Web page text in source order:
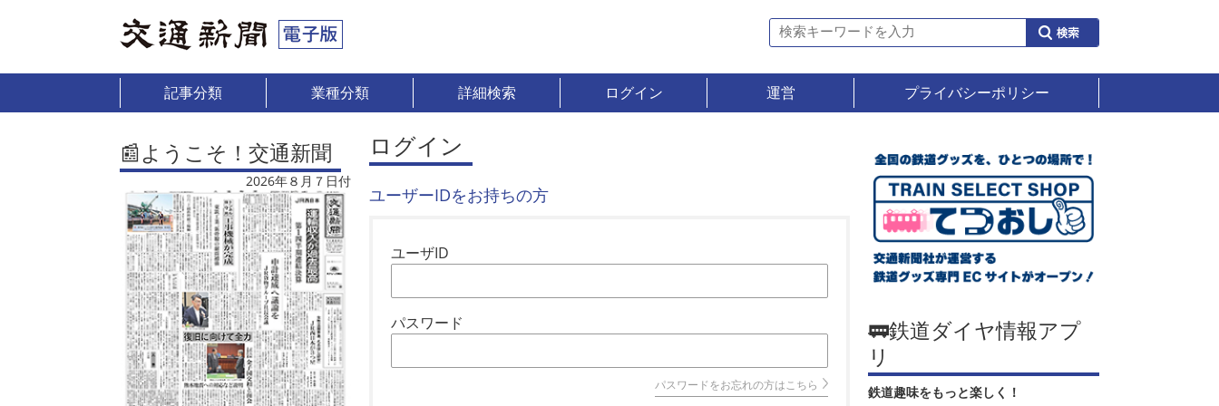
記事分類 業種分類 詳細検索 ログイン 運営 プライバシーポリシー
📰ようこそ！交通新聞
2026年８月７日付
ログイン
ユーザーIDをお持ちの方
ユーザID
パスワード
パスワードをお忘れの方はこちら
🚃鉄道ダイヤ情報アプ
リ
鉄道趣味をもっと楽しく！